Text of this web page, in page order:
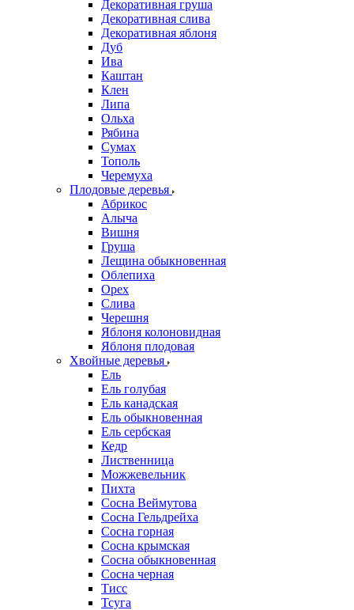
Декоративная груша
Декоративная слива
Декоративная яблоня
Дуб
Ива
Каштан
Клен
Липа
Ольха
Рябина
Сумах
Тополь
Черемуха
Плодовые деревья
Абрикос
Алыча
Вишня
Груша
Лещина обыкновенная
Облепиха
Орех
Слива
Черешня
Яблоня колоновидная
Яблоня плодовая
Хвойные деревья
Ель
Ель голубая
Ель канадская
Ель обыкновенная
Ель сербская
Кедр
Лиственница
Можжевельник
Пихта
Сосна Веймутова
Сосна Гельдрейха
Сосна горная
Сосна крымская
Сосна обыкновенная
Сосна черная
Тисс
Тсуга